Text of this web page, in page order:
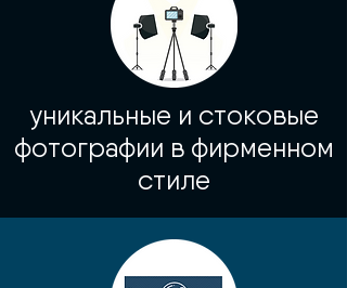
уникальные и стоковые
фотографии в фирменном
стиле